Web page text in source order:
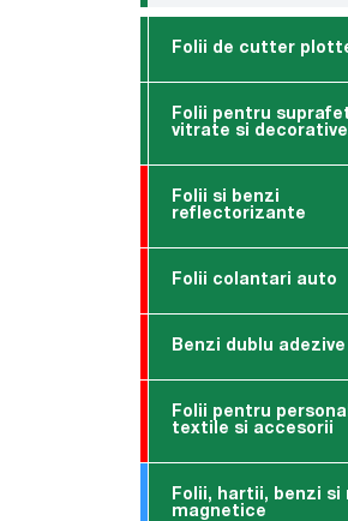
Folii de cutter
Folii pentru
vitrate si decorative
Folii si benzi
reflectorizante
Folii colantari auto
Benzi dublu adezive
Folii pentru
textile si accesorii
Folii, hartii, benzi si
magnetice